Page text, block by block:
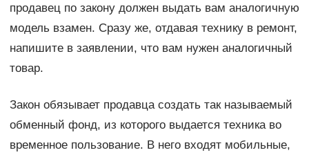
продавец по закону должен выдать вам аналогичную
модель взамен. Сразу же, отдавая технику в ремонт,
напишите в заявлении, что вам нужен аналогичный
товар.
Закон обязывает продавца создать так называемый
обменный фонд, из которого выдается техника во
временное пользование. В него входят мобильные,